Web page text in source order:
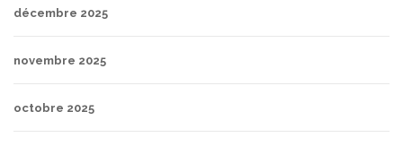
décembre 2025
novembre 2025
octobre 2025